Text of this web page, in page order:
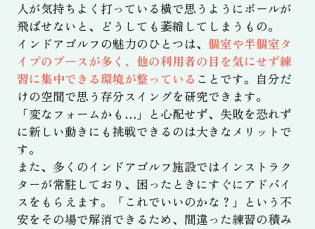
人が気持ちよく打っている横で思うようにボールが
飛ばせないと、どうしても萎縮してしまうもの。
インドアゴルフの魅力のひとつは、 個室や半個室タ
イプのブースが多く、他の利用者の目を気にせず練
習に集中できる環境が整っている ことです。自分だ
けの空間で思う存分スイングを研究できます。
「変なフォームかも…」と心配せず、失敗を恐れず
に新しい動きにも挑戦できるのは大きなメリットで
す。
また、多くのインドアゴルフ施設ではインストラク
ターが常駐しており、困ったときにすぐにアドバイ
スをもらえます。「これでいいのかな？」という不
安をその場で解消できるため、間違った練習の積み